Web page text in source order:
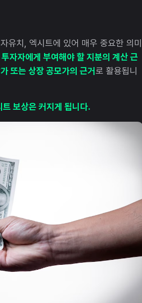
유치, 엑시트에 있어 매우 중요한 의미
자자에게 부여해야 할 지분의 계산 근
또는 상장 공모가의 근거로 활용됩니
보상은 커지게 됩니다.